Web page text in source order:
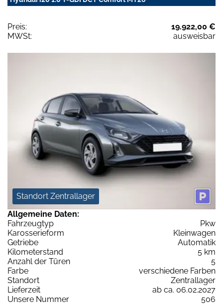
Preis:
19.922,00 €
MWSt:
ausweisbar
Standort Zentrallager
Allgemeine Daten:
Fahrzeugtyp
Pkw
Karosserieform
Kleinwagen
Getriebe
Automatik
Kilometerstand
5 km
Anzahl der Türen
5
Farbe
verschiedene Farben
Standort
Zentrallager
Lieferzeit
ab ca. 06.02.2027
Unsere Nummer
506